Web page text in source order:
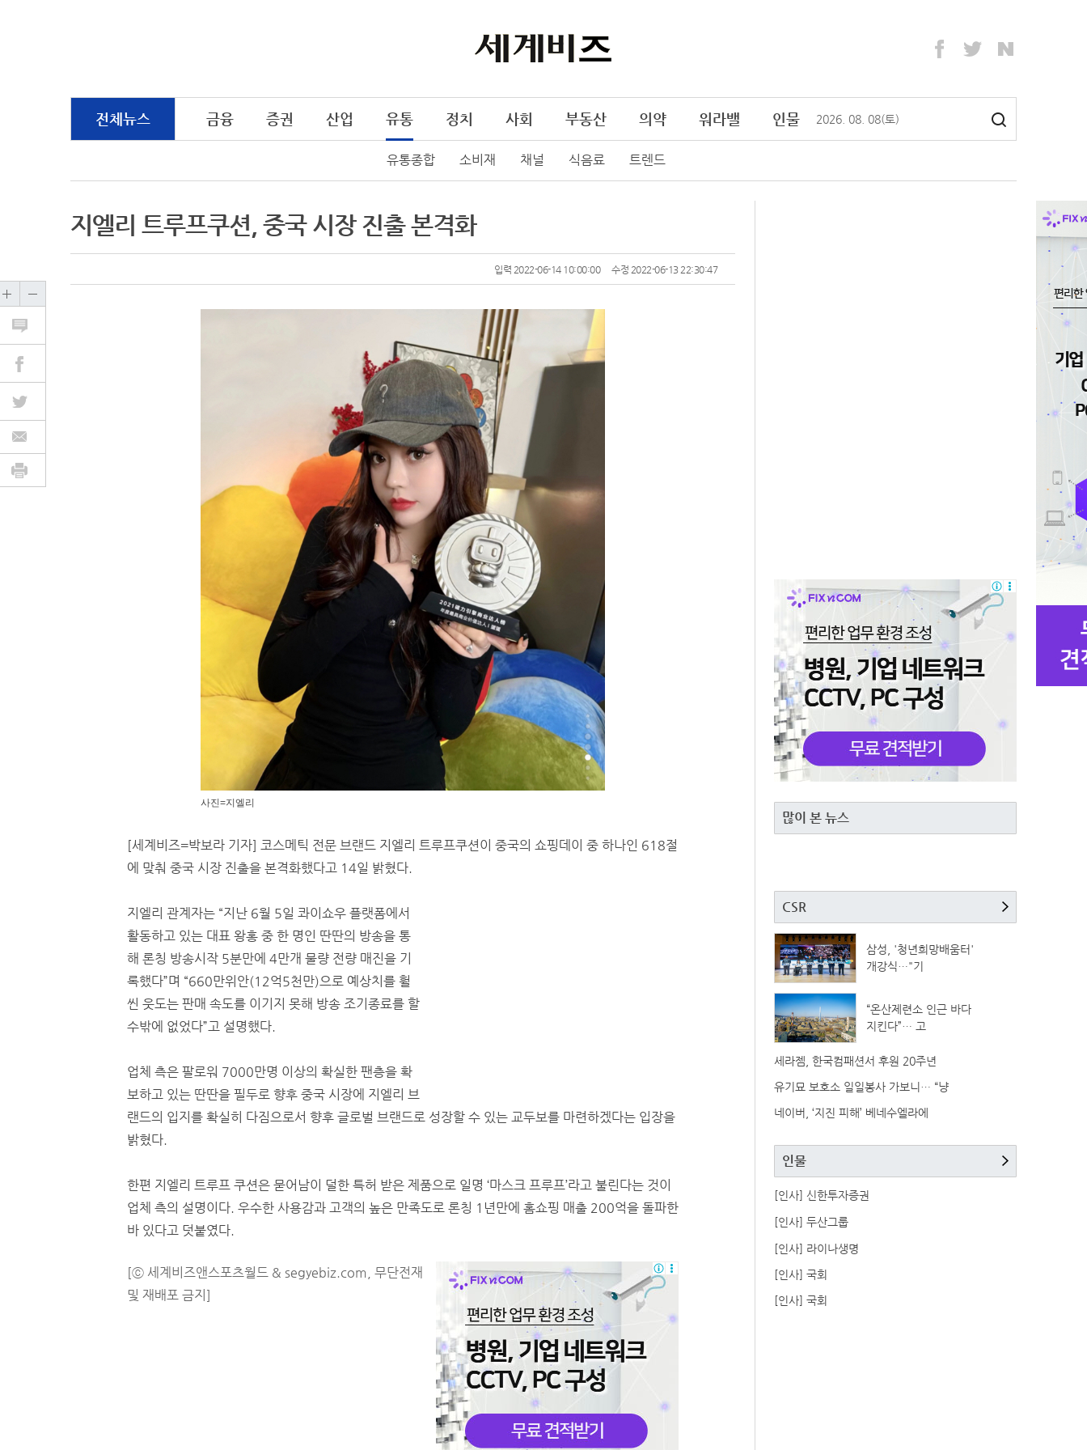
전체뉴스 금융 증권 산업 유통
유통종합 소비재 채널 식음료 트렌드
정치 사회 부동산 의약 워라밸 인물 2026 08 08(토)
지엘리 트루프쿠션, 중국 시장 진출 본격화
입력 2022-06-14 10:00:00 수정 2022-06-13 22:30:47
사진=지엘리
[세계비즈=박보라 기자] 코스메틱 전문 브랜드 지엘리 트루프쿠션이 중국의 쇼핑데이 중 하나인 618절
에 맞춰 중국 시장 진출을 본격화했다고 14일 밝혔다.
지엘리 관계자는 “지난 6월 5일 콰이쇼우 플랫폼에서
활동하고 있는 대표 왕홍 중 한 명인 딴딴의 방송을 통
해 론칭 방송시작 5분만에 4만개 물량 전량 매진을 기
록했다”며 “660만위안(12억5천만)으로 예상치를 훨
씬 웃도는 판매 속도를 이기지 못해 방송 조기종료를 할
수밖에 없었다”고 설명했다.
업체 측은 팔로워 7000만명 이상의 확실한 팬층을 확
보하고 있는 딴딴을 필두로 향후 중국 시장에 지엘리 브
랜드의 입지를 확실히 다짐으로서 향후 글로벌 브랜드로 성장할 수 있는 교두보를 마련하겠다는 입장을
밝혔다.
한편 지엘리 트루프 쿠션은 묻어남이 덜한 특허 받은 제품으로 일명 ‘마스크 프루프’라고 불린다는 것이
업체 측의 설명이다. 우수한 사용감과 고객의 높은 만족도로 론칭 1년만에 홈쇼핑 매출 200억을 돌파한
바 있다고 덧붙였다.
[ⓒ 세계비즈앤스포츠월드 & segyebiz.com, 무단전재
및 재배포 금지]
많이 본 뉴스
CSR
삼성, '청년희망배움터'
개강식…"기
“온산제련소 인근 바다
지킨다”… 고
세라젬, 한국컴패션서 후원 20주년
유기묘 보호소 일일봉사 가보니… “냥
네이버, ‘지진 피해’ 베네수엘라에
인물
[인사] 신한투자증권
[인사] 두산그룹
[인사] 라이나생명
[인사] 국회
[인사] 국회